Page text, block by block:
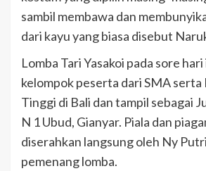
sambil membawa dan
dari kayu yang biasa disebut
Lomba Tari Yasakoi pada sore
kelompok peserta dari SMA serta
Tinggi di Bali dan tampil sebagai
N 1 Ubud, Gianyar. Piala dan
diserahkan langsung oleh Ny
pemenang lomba.